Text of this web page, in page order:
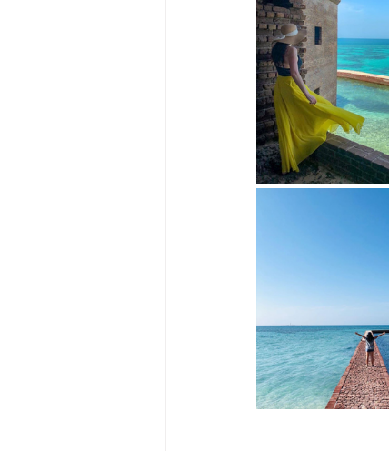
Boston-맛집/여행지
Bronx-맛집/여행지 Bryce
Cambridge-맛집/여행지